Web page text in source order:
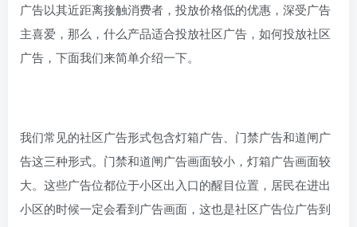
广告以其近距离接触消费者，投放价格低的优惠，深受广告
主喜爱，那么，什么产品适合投放社区广告，如何投放社区
广告，下面我们来简单介绍一下。
我们常见的社区广告形式包含灯箱广告、门禁广告和道闸广
告这三种形式。门禁和道闸广告画面较小，灯箱广告画面较
大。这些广告位都位于小区出入口的醒目位置，居民在进出
小区的时候一定会看到广告画面，这也是社区广告位广告到